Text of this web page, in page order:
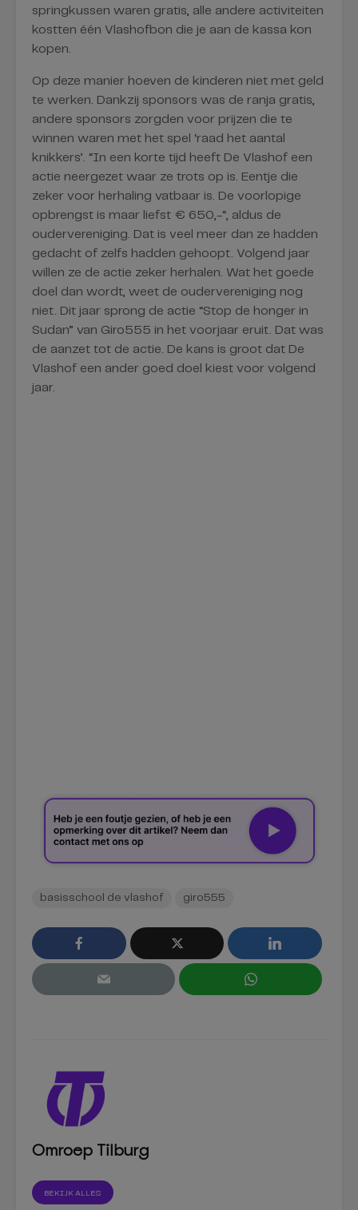
springkussen waren gratis, alle andere activiteiten
kostten één Vlashofbon die je aan de kassa kon
kopen.
Op deze manier hoeven de kinderen niet met geld
te werken. Dankzij sponsors was de ranja gratis,
andere sponsors zorgden voor prijzen die te
winnen waren met het spel ‘raad het aantal
knikkers’. “In een korte tijd heeft De Vlashof een
actie neergezet waar ze trots op is. Eentje die
zeker voor herhaling vatbaar is. De voorlopige
opbrengst is maar liefst € 650,-“, aldus de
oudervereniging. Dat is veel meer dan ze hadden
gedacht of zelfs hadden gehoopt. Volgend jaar
willen ze de actie zeker herhalen. Wat het goede
doel dan wordt, weet de oudervereniging nog
niet. Dit jaar sprong de actie “Stop de honger in
Sudan” van Giro555 in het voorjaar eruit. Dat was
de aanzet tot de actie. De kans is groot dat De
Vlashof een ander goed doel kiest voor volgend
jaar.
basisschool de vlashof giro555
Omroep Tilburg
BEKIJK ALLES